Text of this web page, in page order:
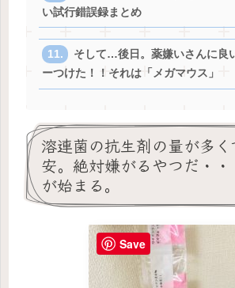
い試行錯誤録まとめ
そして…後日。薬嫌いさんに良
ーつけた！！それは「メガマウス」
溶連菌の抗生剤の量が多
安。絶対嫌がるやつだ・
が始まる。
Save